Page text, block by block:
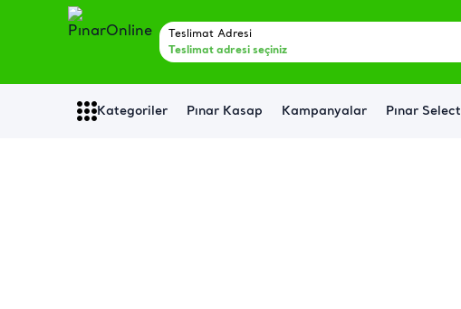
Teslimat Adresi
Teslimat adresi seçiniz
Kategoriler Pınar Kasap Kampanyalar Pınar Select